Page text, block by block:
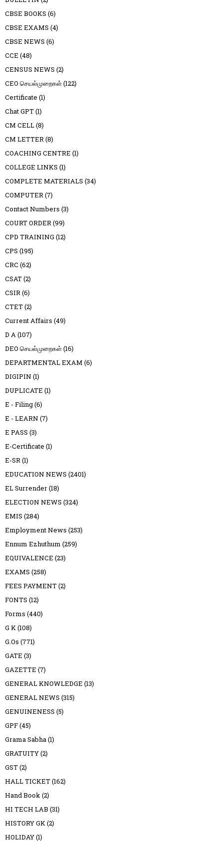
CBSE BOOKS (6)
CBSE EXAMS (4)
CBSE NEWS (6)
CCE (48)
CENSUS NEWS (2)
CEO செயல்முறைகள்(122)
Certificate (1)
Chat GPT(1)
CM CELL(8)
CM LETTER(8)
COACHING CENTRE (1)
COLLEGE LINKS (1)
COMPLETE MATERIALS (34)
COMPUTER(7)
Contact Numbers (3)
COURT ORDER(99)
CPD TRAINING (12)
CPS (195)
CRC (62)
CSAT(2)
CSIR(6)
CTET(2)
Current Affairs (49)
D A(107)
DEO செயல்முறைகள்(16)
DEPARTMENTAL EXAM (6)
DIGIPIN (1)
DUPLICATE (1)
E - Filing(6)
E - LEARN (7)
E PASS (3)
E-Certificate (1)
E-SR(1)
EDUCATION NEWS (2401)
EL Surrender(18)
ELECTION NEWS (324)
EMIS (284)
Employment News (253)
Ennum Ezhuthum (259)
EQUIVALENCE (23)
EXAMS (258)
FEES PAYMENT(2)
FONTS (12)
Forms (440)
G K(108)
G.Os (771)
GATE (3)
GAZETTE (7)
GENERAL KNOWLEDGE (13)
GENERAL NEWS (315)
GENUINENESS (5)
GPF(45)
Grama Sabha(1)
GRATUITY(2)
GST(2)
HALL TICKET(162)
Hand Book(2)
HI TECH LAB (31)
HISTORY GK(2)
HOLIDAY(1)